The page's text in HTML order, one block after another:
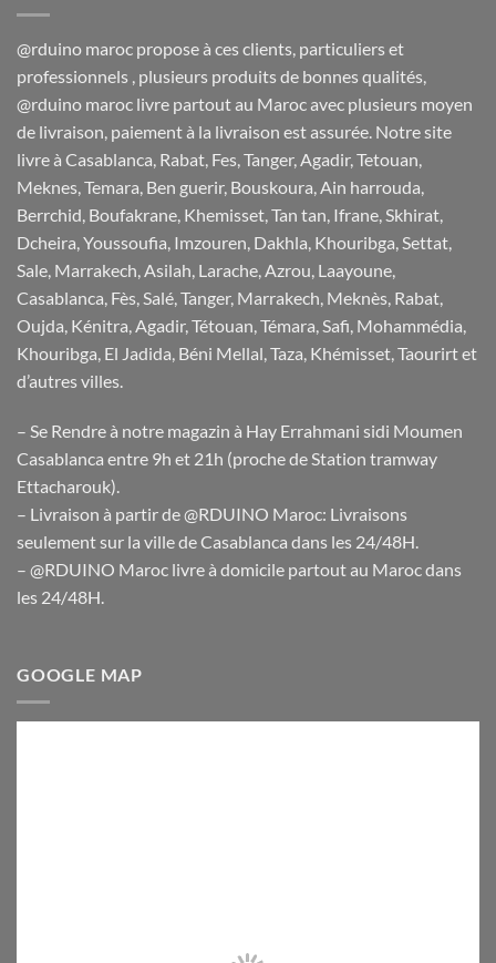
@rduino maroc propose à ces clients, particuliers et
professionnels , plusieurs produits de bonnes qualités,
@rduino maroc livre partout au Maroc avec plusieurs moyen
de livraison, paiement à la livraison est assurée. Notre site
livre à Casablanca, Rabat, Fes, Tanger, Agadir, Tetouan,
Meknes, Temara, Ben guerir, Bouskoura, Ain harrouda,
Berrchid, Boufakrane, Khemisset, Tan tan, Ifrane, Skhirat,
Dcheira, Youssoufia, Imzouren, Dakhla, Khouribga, Settat,
Sale, Marrakech, Asilah, Larache, Azrou, Laayoune,
Casablanca, Fès, Salé, Tanger, Marrakech, Meknès, Rabat,
Oujda, Kénitra, Agadir, Tétouan, Témara, Safi, Mohammédia,
Khouribga, El Jadida, Béni Mellal, Taza, Khémisset, Taourirt et
d’autres villes.
– Se Rendre à notre magazin à Hay Errahmani sidi Moumen
Casablanca entre 9h et 21h (proche de Station tramway
Ettacharouk).
– Livraison à partir de @RDUINO Maroc: Livraisons
seulement sur la ville de Casablanca dans les 24/48H.
– @RDUINO Maroc livre à domicile partout au Maroc dans
les 24/48H.
GOOGLE MAP